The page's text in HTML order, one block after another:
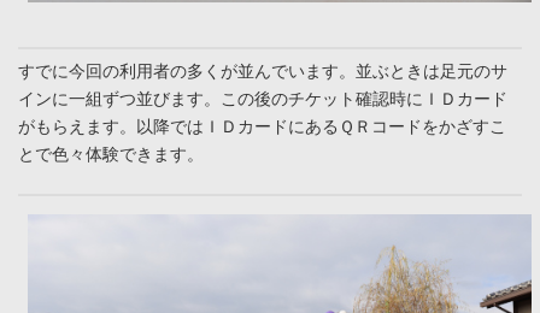
すでに今回の利用者の多くが並んでいます。並ぶときは足元のサ
インに一組ずつ並びます。この後のチケット確認時にＩＤカード
がもらえます。以降ではＩＤカードにあるＱＲコードをかざすこ
とで色々体験できます。